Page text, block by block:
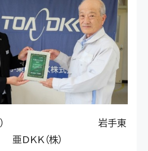
（株） 岩手東
亜ＤＫＫ（株）